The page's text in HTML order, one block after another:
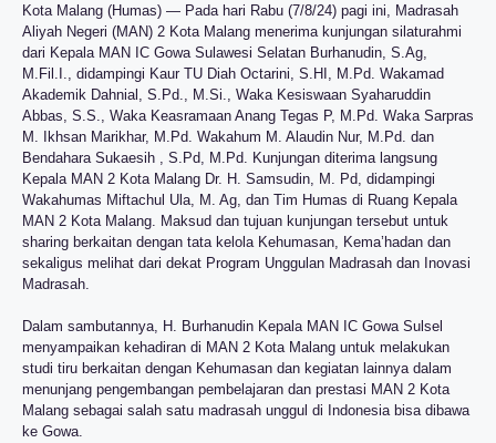
Kota Malang (Humas) — Pada hari Rabu (7/8/24) pagi ini, Madrasah
Aliyah Negeri (MAN) 2 Kota Malang menerima kunjungan silaturahmi
dari Kepala MAN IC Gowa Sulawesi Selatan Burhanudin, S.Ag,
M.Fil.I., didampingi Kaur TU Diah Octarini, S.HI, M.Pd. Wakamad
Akademik Dahnial, S.Pd., M.Si., Waka Kesiswaan Syaharuddin
Abbas, S.S., Waka Keasramaan Anang Tegas P, M.Pd. Waka Sarpras
M. Ikhsan Marikhar, M.Pd. Wakahum M. Alaudin Nur, M.Pd. dan
Bendahara Sukaesih , S.Pd, M.Pd. Kunjungan diterima langsung
Kepala MAN 2 Kota Malang Dr. H. Samsudin, M. Pd, didampingi
Wakahumas Miftachul Ula, M. Ag, dan Tim Humas di Ruang Kepala
MAN 2 Kota Malang. Maksud dan tujuan kunjungan tersebut untuk
sharing berkaitan dengan tata kelola Kehumasan, Kema’hadan dan
sekaligus melihat dari dekat Program Unggulan Madrasah dan Inovasi
Madrasah.
Dalam sambutannya, H. Burhanudin Kepala MAN IC Gowa Sulsel
menyampaikan kehadiran di MAN 2 Kota Malang untuk melakukan
studi tiru berkaitan dengan Kehumasan dan kegiatan lainnya dalam
menunjang pengembangan pembelajaran dan prestasi MAN 2 Kota
Malang sebagai salah satu madrasah unggul di Indonesia bisa dibawa
ke Gowa.